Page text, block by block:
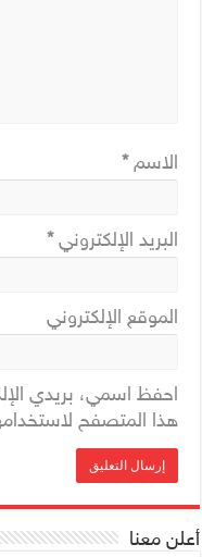
الاسم*
البريد الإلكتروني*
الموقع الإلكتروني
احفظ اسمي، بريدي
هذا المتصفح
أعلن معنا